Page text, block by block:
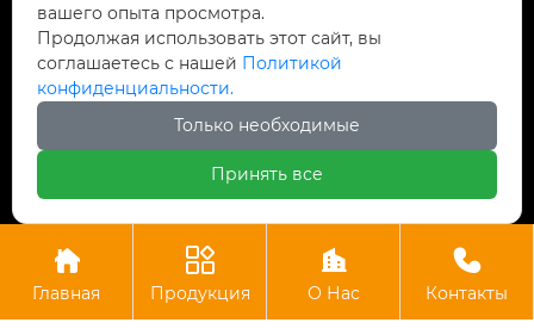
 li@futaogroup.com
 +86-13665163520
 +8613665163520
Авторское право©ООО Импорт и экспорт Уси Футао

Главная

Продукция

О Нас

Контакты
вашего опыта просмотра.
Продолжая использовать этот сайт, вы
соглашаетесь с нашей Политикой
конфиденциальности.
Только необходимые
Принять все